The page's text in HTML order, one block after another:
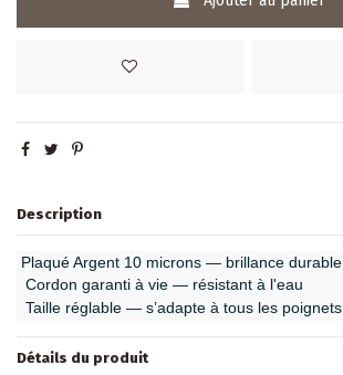
Description
Plaqué Argent 10 microns — brillance durable
Cordon garanti à vie — résistant à l'eau
Taille réglable — s’adapte à tous les poignets
Détails du produit